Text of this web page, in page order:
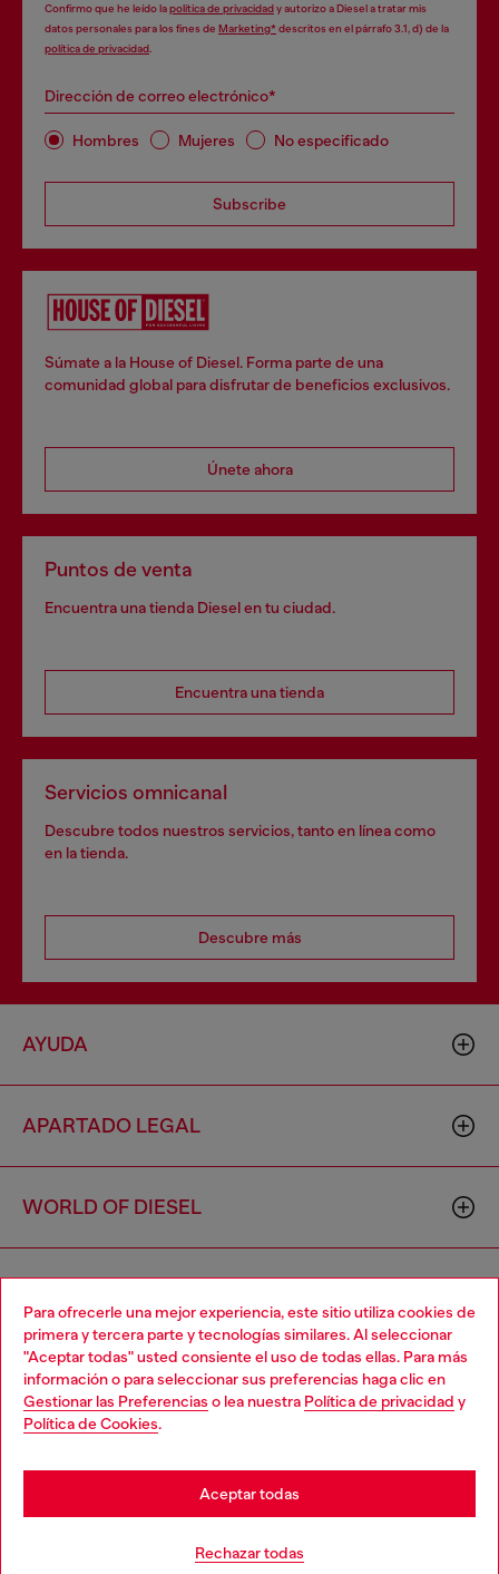
Para ofrecerle una mejor experiencia, este sitio utiliza cookies de
primera y tercera parte y tecnologías similares. Al seleccionar
"Aceptar todas" usted consiente el uso de todas ellas. Para más
información o para seleccionar sus preferencias haga clic en
Gestionar las Preferencias o lea nuestra Política de privacidad y
Política de Cookies.
Rechazar todas
Aceptar todas
Confirmo que he leído lapolítica de privacidady autorizo a Diesel a tratar mis
datos personales para los fines de Marketing*descritos en el párrafo 3.1, d) de la
política de privacidad
Dirección de correo electrónico*
Hombres Mujeres No especificado
Subscribe
Súmate a la House of Diesel. Forma parte de una
comunidad global para disfrutar de beneficios exclusivos.
Únete ahora
Puntos de venta
Encuentra una tienda Diesel en tu ciudad.
Encuentra una tienda
Servicios omnicanal
Descubre todos nuestros servicios, tanto en línea como
en la tienda.
Descubre más
AYUDA
APARTADO LEGAL
WORLD OF DIESEL
VAT 00642650246 -v10.9.10
Country: ES Language: ES
Choose your location
You are currently browsing España website, but it seems you
may be based in United States